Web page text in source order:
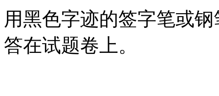
用黑色字迹的签字笔或
答在试题卷上。